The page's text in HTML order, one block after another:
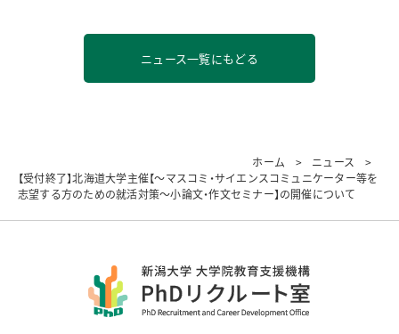
ニュース一覧にもどる
ホーム
ニュース
【受付終了】北海道大学主催【～マスコミ・サイエンスコミュニケーター等を
志望する方のための就活対策～小論文・作文セミナー】の開催について